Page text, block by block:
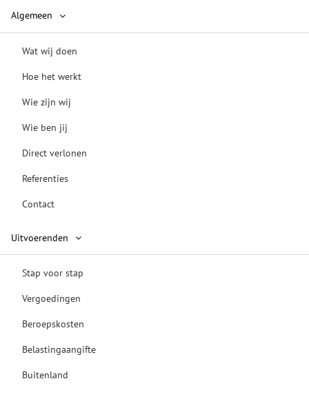
Algemeen
Wat wij doen
Hoe het werkt
Wie zijn wij
Wie ben jij
Direct verlonen
Referenties
Contact
Uitvoerenden
Stap voor stap
Vergoedingen
Beroepskosten
Belastingaangifte
Buitenland